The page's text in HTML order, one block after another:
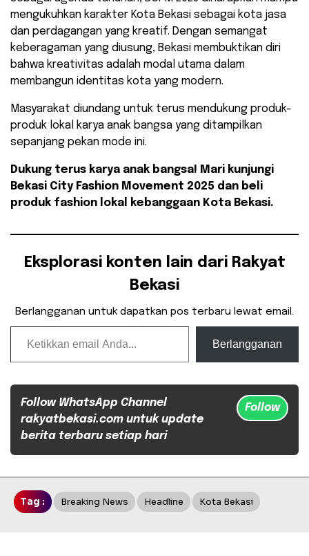
mengukuhkan karakter Kota Bekasi sebagai kota jasa
dan perdagangan yang kreatif. Dengan semangat
keberagaman yang diusung, Bekasi membuktikan diri
bahwa kreativitas adalah modal utama dalam
membangun identitas kota yang modern.
​Masyarakat diundang untuk terus mendukung produk-
produk lokal karya anak bangsa yang ditampilkan
sepanjang pekan mode ini.
Dukung terus karya anak bangsa! Mari kunjungi
Bekasi City Fashion Movement 2025 dan beli
produk fashion lokal kebanggaan Kota Bekasi.
Eksplorasi konten lain dari Rakyat
Bekasi
Berlangganan untuk dapatkan pos terbaru lewat email.
Ketikkan email Anda...
Berlangganan
Follow WhatsApp Channel
rakyatbekasi.com untuk update
berita terbaru setiap hari
Follow
Tag : Breaking News Headline Kota Bekasi